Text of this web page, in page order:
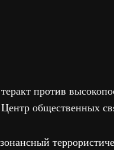
против
общественных